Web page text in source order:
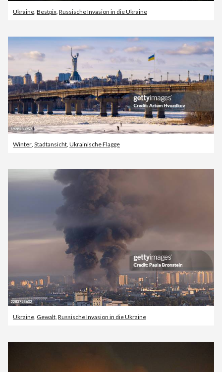
Ukraine, Bestpix, Russische Invasion in die Ukraine
Winter Stadtansicht Ukrainische Flagge
Ukraine Gewalt Russische Invasion in die Ukraine